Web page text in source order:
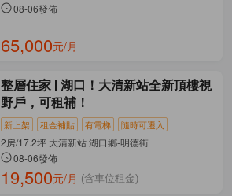
08-06發佈
65,000元/月
整層住家
湖口！大清新站全新頂樓視
野戶，可租補！
新上架 租金補貼 有電梯 隨時可遷入
2房/17.2坪 大清新站 湖口鄉-明德街
08-06發佈
19,500元/月 (含車位租金)